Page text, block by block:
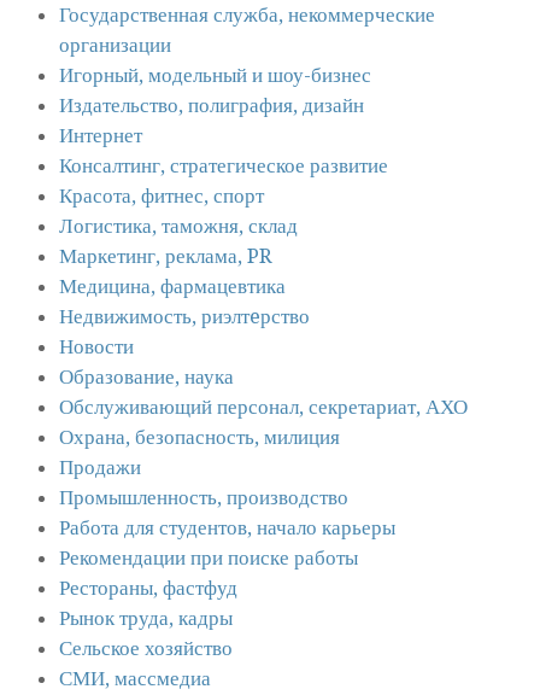
Государственная служба, некоммерческие
организации
Игорный, модельный и шоу-бизнес
Издательство, полиграфия, дизайн
Интернет
Консалтинг, стратегическое развитие
Красота, фитнес, спорт
Логистика, таможня, склад
Маркетинг, реклама, PR
Медицина, фармацевтика
Недвижимость, риэлтeрство
Новости
Образование, наука
Обслуживающий персонал, секретариат, АХО
Охрана, безопасность, милиция
Продажи
Промышленность, производство
Работа для студентов, начало карьеры
Рекомендации при поиске работы
Рестораны, фастфуд
Рынок труда, кадры
Сельское хозяйство
СМИ, массмедиа